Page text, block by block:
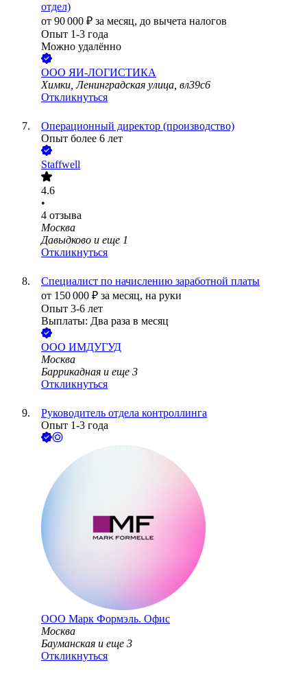
отдел)
от 90 000 ₽ за месяц, до вычета налогов
Опыт 1-3 года
Можно удалённо
ООО ЯИ-ЛОГИСТИКА
Химки, Ленинградская улица, вл39с6
Откликнуться
Операционный директор (производство)
Опыт более 6 лет
Staffwell
4.6
•
4 отзыва
Москва
Давыдково и еще 1
Откликнуться
Специалист по начислению заработной платы
от 150 000 ₽ за месяц, на руки
Опыт 3-6 лет
Выплаты: Два раза в месяц
ООО ИМДУГУД
Москва
Баррикадная и еще 3
Откликнуться
Руководитель отдела контроллинга
Опыт 1-3 года
ООО Марк Формэль. Офис
Москва
Бауманская и еще 3
Откликнуться